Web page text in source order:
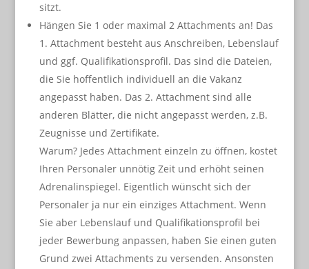
sitzt.
Hängen Sie 1 oder maximal 2 Attachments an! Das
1. Attachment besteht aus Anschreiben, Lebenslauf
und ggf. Qualifikationsprofil. Das sind die Dateien,
die Sie hoffentlich individuell an die Vakanz
angepasst haben. Das 2. Attachment sind alle
anderen Blätter, die nicht angepasst werden, z.B.
Zeugnisse und Zertifikate.
Warum? Jedes Attachment einzeln zu öffnen, kostet
Ihren Personaler unnötig Zeit und erhöht seinen
Adrenalinspiegel. Eigentlich wünscht sich der
Personaler ja nur ein einziges Attachment. Wenn
Sie aber Lebenslauf und Qualifikationsprofil bei
jeder Bewerbung anpassen, haben Sie einen guten
Grund zwei Attachments zu versenden. Ansonsten